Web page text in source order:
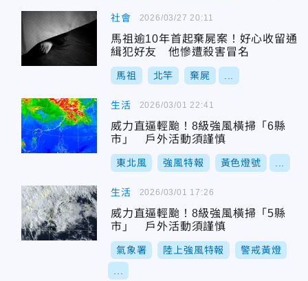
社會
馬祖逾10年首起棄屍案！好心收留通
緝犯好友 他慘遭殺害冒名
馬祖 北竿 棄屍
2026/03/27 20:11
生活
威力直逼輕颱！8級強風橫掃「6縣
市」 戶外活動須謹慎
東北風 強風特報 黃色燈號
2026/03/01 22:41
生活
威力直逼輕颱！8級強風橫掃「5縣
市」 戶外活動須謹慎
氣象署 陸上強風特報 警戒黃燈
2026/03/01 17:26